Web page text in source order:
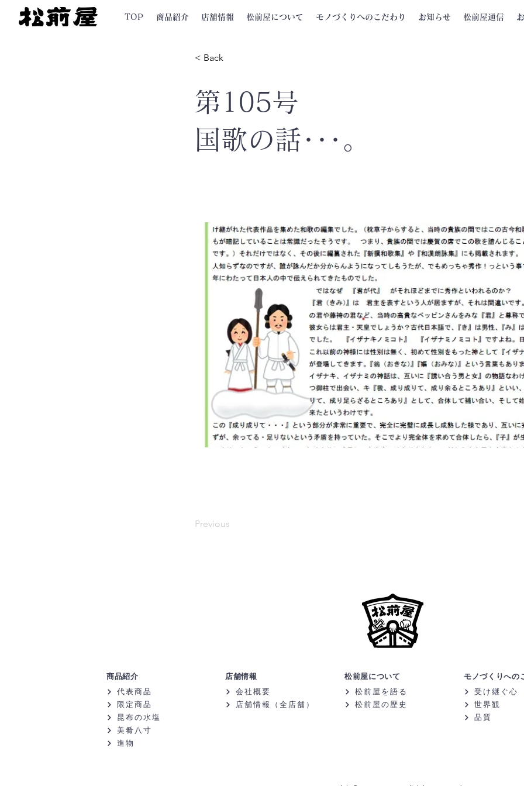
TOP 商品紹介 店舗情報 松前屋について モノづくりへのこだわり お知らせ 松前屋通信
< Back
第105号
国歌の話･･･。
Previous
商品紹介
代表商品
限定商品
店舗情報
会社概要
店舗情報（全店舗）
松前屋について
松前屋を語る
松前屋の歴史
昆布の水塩
モノづくりへの
受け継ぐ心
世界観
品質
美肴八寸
進物